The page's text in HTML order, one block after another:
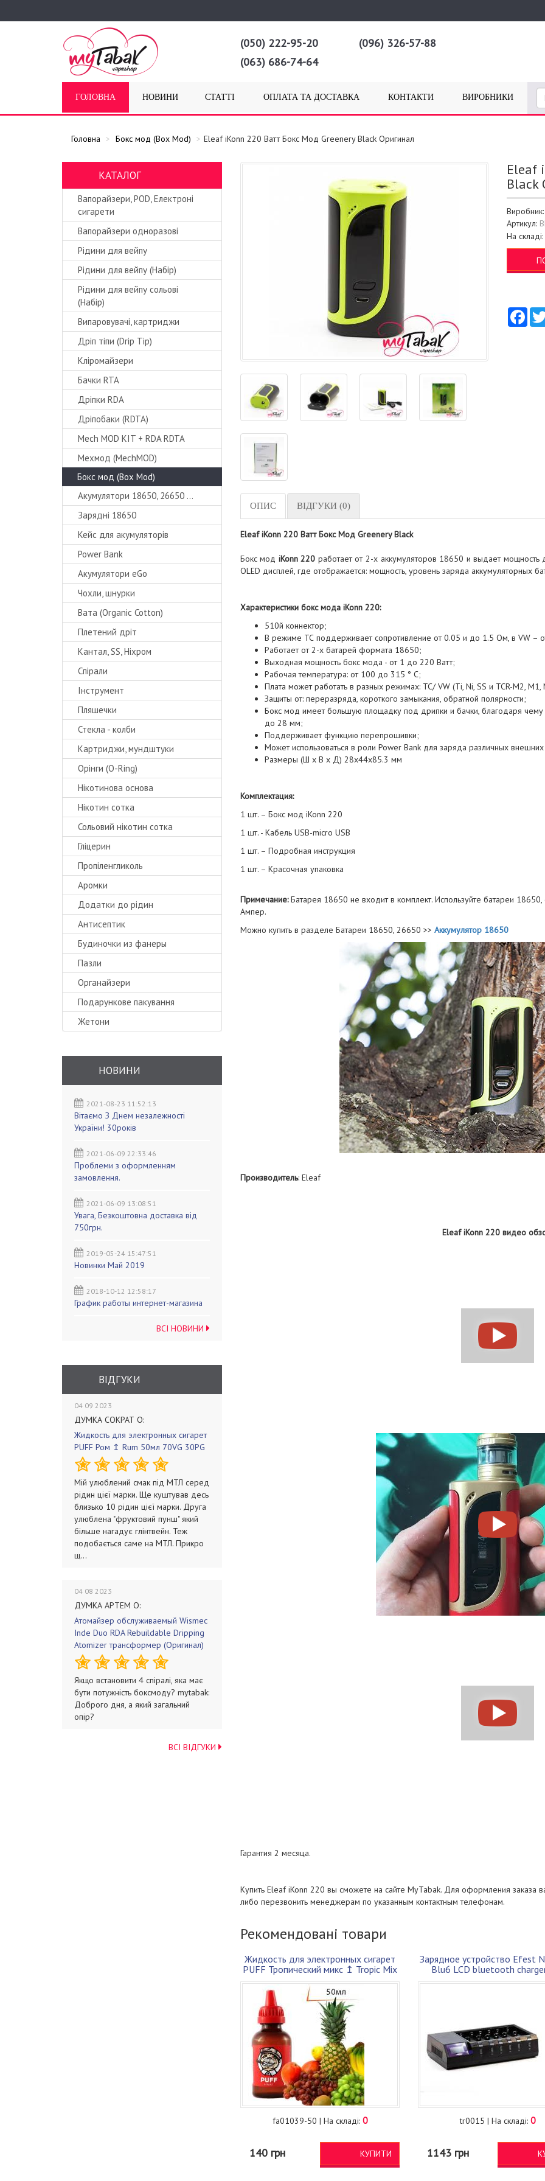
(050) 222-95-20
(063) 686-74-64
(096) 326-57-88
ГОЛОВНА НОВИНИ СТАТТІ ОПЛАТА ТА ДОСТАВКА КОНТАКТИ ВИРОБНИКИ
Головна Бокс мод (Box Mod) Eleaf iKonn 220 Ватт Бокс Мод Greenery Black Оригинал
КАТАЛОГ
Вапорайзери, POD, Електроні
сигарети
Вапорайзери одноразові
Рідини для вейпу
Рідини для вейпу (Набір)
Рідини для вейпу сольові
(Набір)
Випаровувачі, картриджи
Дріп тіпи (Drip Tip)
Кліромайзери
Бачки RTA
Дріпки RDA
Дріпобаки (RDTA)
Mech MOD KIT + RDA RDTA
Мехмод (MechMOD)
Бокс мод (Box Mod)
Акумулятори 18650, 26650 ...
Зарядні 18650
Кейс для акумуляторів
Power Bank
Акумулятори eGo
Чохли, шнурки
Вата (Organic Cotton)
Плетений дріт
Кантал, SS, Ніхром
Спірали
Інструмент
Пляшечки
Стекла - колби
Картриджи, мундштуки
Орінги (O-Ring)
Нікотинова основа
Нікотин сотка
Сольовий нікотин сотка
Гліцерин
Пропіленгликоль
Аромки
Додатки до рідин
Антисептик
Будиночки из фанеры
Пазли
Органайзери
Подарункове пакування
Жетони
НОВИНИ
2021-08-23 11:52:13
Вітаємо З Днем незалежності
України! 30років
2021-06-09 22:33:46
Проблеми з оформленням
замовлення.
2021-06-09 13:08:51
Увага, Безкоштовна доставка від
750грн.
2019-05-24 15:47:51
Новинки Май 2019
2018-10-12 12:58:17
График работы интернет-магазина
ВСІ НОВИНИ
ВІДГУКИ
04 09 2023
ДУМКА СОКРАТ О:
Жидкость для электронных сигарет
PUFF Ром ↥ Rum 50мл 70VG 30PG
Мій улюблений смак під МТЛ серед
рідин цієї марки. Ще куштував десь
близько 10 рідин цієї марки. Друга
улюблена "фруктовий пунш" який
більше нагадує глінтвейн. Теж
подобається саме на МТЛ. Прикро
щ...
04 08 2023
ДУМКА АРТЕМ О:
Атомайзер обслуживаемый Wismec
Inde Duo RDA Rebuildable Dripping
Atomizer трансформер (Оригинал)
Якщо встановити 4 спіралі, яка має
бути потужність боксмоду? mytabak:
Доброго дня, а який загальний
опір?
ВСІ ВІДГУКИ
Eleaf
Black
Артикул:
На
ОПИС ВІДГУКИ (0)
Eleaf iKonn 220 Ватт Бокс Мод Greenery Black
Бокс мод iKonn 220 работает от 2-х аккумуляторов 18650 и выдает
OLED дисплей, где отображается: мощность, уровень заряда аккумуляторных
Характеристики бокс мода iKonn 220:
510й коннектор;
В режиме ТС поддерживает сопротивление от 0.05 и до 1.5 Ом, в VW –
Работает от 2-х батарей формата 18650;
Выходная мощность бокс мода - от 1 до 220 Ватт;
Рабочая температура: от 100 до 315 ° C;
Плата может работать в разных режимах: TC/ VW (Ti, Ni, SS и TCR-M2, M1,
Защиты от: переразряда, короткого замыкания, обратной полярности;
Бокс мод имеет большую площадку под дрипки и бачки, благодаря
до 28 мм;
Поддерживает функцию перепрошивки;
Может использоваться в роли Power Bank для заряда различных
Размеры (Ш х В х Д) 28х44х85.3 мм
Комплектация:
1 шт. – Бокс мод iKonn 220
1 шт. - Кабель USB-micro USB
1 шт. – Подробная инструкция
1 шт. – Красочная упаковка
Примечание:Батарея 18650 не входит в комплект. Используйте батареи
Ампер.
Можно купить в разделе Батареи 18650, 26650 >> Аккумулятор 18650
Производитель: Eleaf
Eleaf iKonn 220 видео
Гарантия 2 месяца.
Купить Eleaf iKonn 220 вы сможете на сайте MyTabak. Для оформления заказа
либо перезвонить менеджерам по указанным контактным телефонам.
Рекомендовані товари
Жидкость для электронных сигарет
PUFF Тропический микс ↥ Tropic Mix
50мл 50VG 50PG
fa01039-50 | На складі: 0
140 грн КУПИТИ
Зарядное устройство Efest
Blu6 LCD bluetooth
аккумуляторов 18650
tr0015 | На складі:0
1143 грн